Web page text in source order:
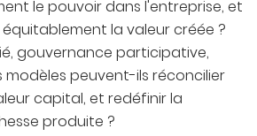
le pouvoir dans l'entreprise, et
la valeur créée ?
gouvernance participative,
peuvent-ils réconcilier
capital, et redéfinir la
produite ?